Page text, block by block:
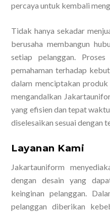
percaya untuk kembali
Tidak hanya sekadar
berusaha membangun
setiap pelanggan.
pemahaman terhadap
dalam menciptakan produk
mengandalkan
yang efisien dan tepat
diselesaikan sesuai dengan
Layanan Kami
Jakartauniform
dengan desain yang
keinginan pelanggan.
pelanggan diberikan